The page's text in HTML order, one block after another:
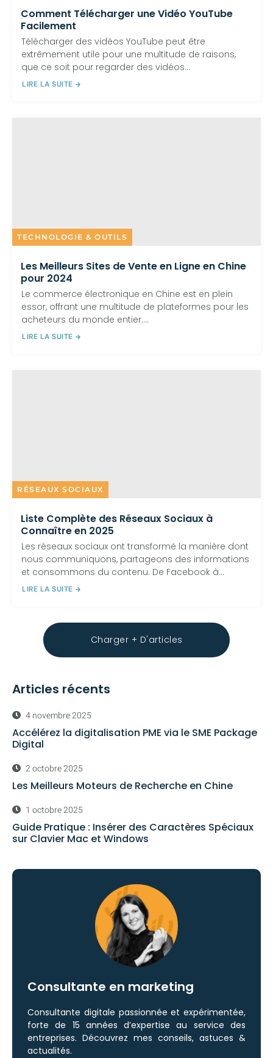
Comment Télécharger une Vidéo YouTube
Facilement
Télécharger des vidéos YouTube peut être
extrêmement utile pour une multitude de raisons,
que ce soit pour regarder des vidéos...
LIRE LA SUITE
TECHNOLOGIE & OUTILS
Les Meilleurs Sites de Vente en Ligne en Chine
pour 2024
Le commerce électronique en Chine est en plein
essor, offrant une multitude de plateformes pour les
acheteurs du monde entier....
LIRE LA SUITE
RÉSEAUX SOCIAUX
Liste Complète des Réseaux Sociaux à
Connaître en 2025
Les réseaux sociaux ont transformé la manière dont
nous communiquons, partageons des informations
et consommons du contenu. De Facebook à...
LIRE LA SUITE
Charger + D'articles
Articles récents
4 novembre 2025
Accélérez la digitalisation PME via le SME Package
Digital
2 octobre 2025
Les Meilleurs Moteurs de Recherche en Chine
1 octobre 2025
Guide Pratique : Insérer des Caractères Spéciaux
sur Clavier Mac et Windows
Consultante en marketing
Consultante digitale passionnée et expérimentée,
forte de 15 années d’expertise au service des
entreprises. Découvrez mes conseils, astuces &
actualités.